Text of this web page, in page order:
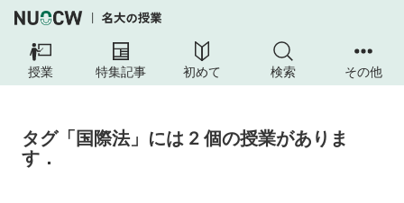
授業 特集記事 初めて 検索 その他
タグ「国際法」には 2 個の授業がありま
す．